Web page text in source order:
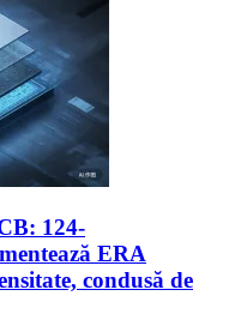
124-
ERA
condusă de